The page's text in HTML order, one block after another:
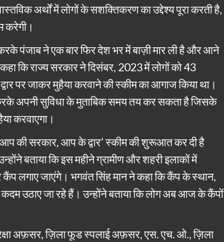
अर्थों में लोगों के सशक्तिकरण का उद्देश्य पूरा करती है,
करेगी।
पंजाब ने एक बार फिर देश भर में बाज़ी मार ली है और आने
कि राज्य सरकार ने दिसंबर, 2023 में लोगों को 43
पर जाकर मुहैया करवाने की स्कीम का आगाज किया था।
अपनी सुविधा के मुताबिक समय तय कर सकता है जिसके
करवाएगा।
की सरकार, आप के द्वार’ स्कीम की शुरूआत कर दी है
बताया कि इस महीने ग्रामीण और शहरी इलाकों में
लगाए जाएंगे। भगवंत सिंह मान ने कहा कि कैंप के स्थान,
उठाए जा रहे हैं। उन्होंने बताया कि लोग अब आज के कैंपों
अफ़सर, ज़िला फूड स्पलाई अफ़सर, एस. एच. ओ., ज़िला